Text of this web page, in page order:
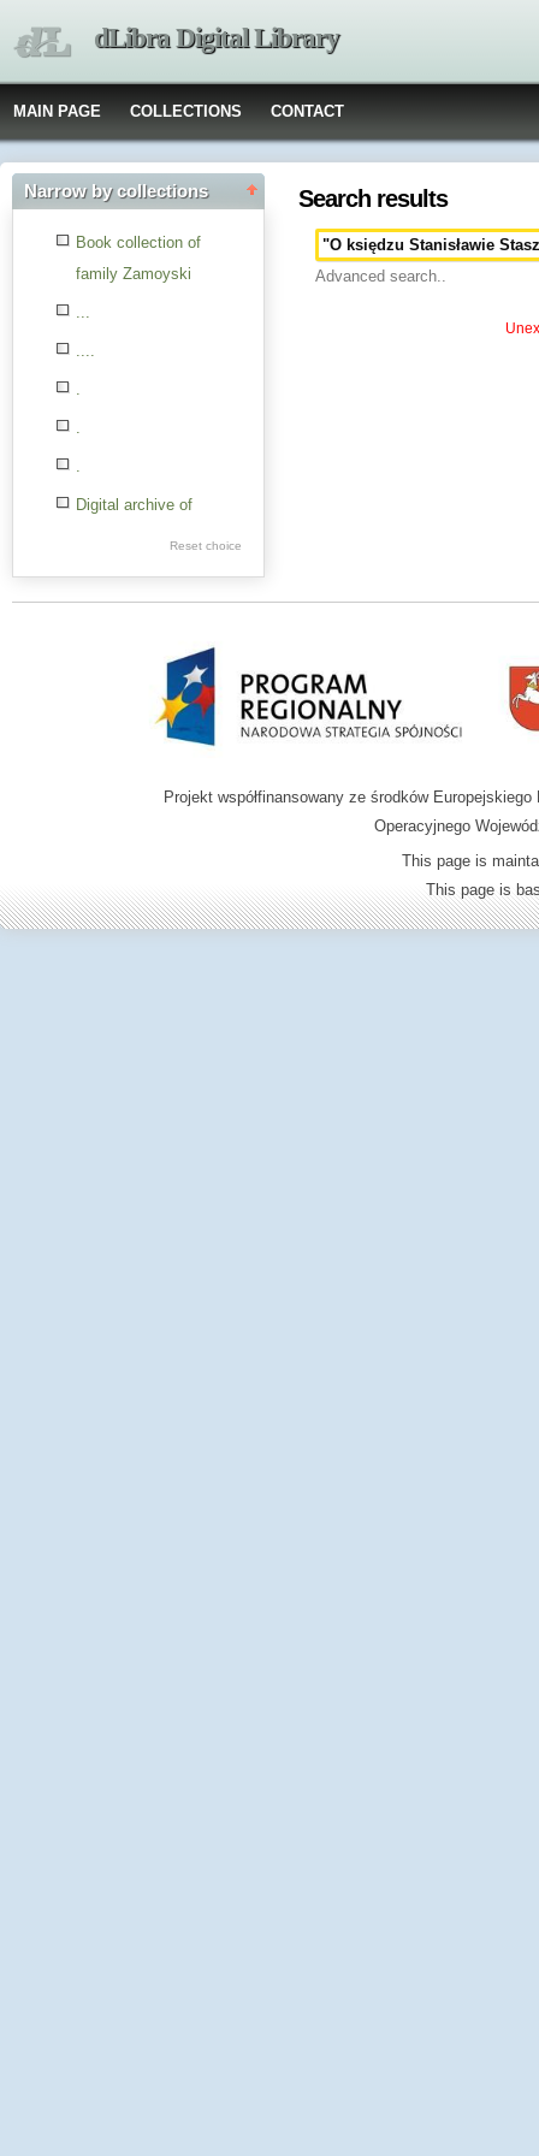
dLibra Digital Library
MAIN PAGE COLLECTIONS CONTACT
Narrow by collections
Book collection of
family Zamoyski
...
....
.
.
.
Digital archive of
Reset choice
Search results
Advanced search..
Projekt współfinansowany ze środków
Operacyjnego
This page is
This page is